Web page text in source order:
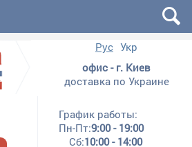
Рус Укр
офис - г. Киев
доставка по Украине
График работы:
Пн-Пт:9:00 - 19:00
Сб:10:00 - 14:00